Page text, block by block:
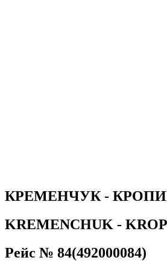
КРЕМЕНЧУК -
KREMENCHUK -
Рейс № 84(492000084)